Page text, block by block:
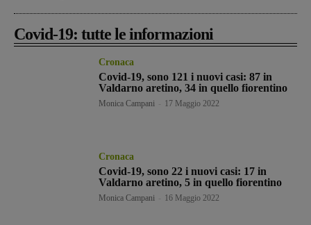
Covid-19: tutte le informazioni
Cronaca
Covid-19, sono 121 i nuovi casi: 87 in
Valdarno aretino, 34 in quello fiorentino
Monica Campani 17 Maggio 2022
Cronaca
Covid-19, sono 22 i nuovi casi: 17 in
Valdarno aretino, 5 in quello fiorentino
Monica Campani 16 Maggio 2022